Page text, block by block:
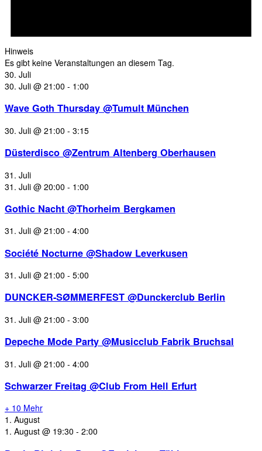
Hinweis
Es gibt keine Veranstaltungen an diesem Tag.
30. Juli
30. Juli @ 21:00 - 1:00
Wave Goth Thursday @Tumult München
30. Juli @ 21:00 - 3:15
Düsterdisco @Zentrum Altenberg Oberhausen
31. Juli
31. Juli @ 20:00 - 1:00
Gothic Nacht @Thorheim Bergkamen
31. Juli @ 21:00 - 4:00
Société Nocturne @Shadow Leverkusen
31. Juli @ 21:00 - 5:00
DUNCKER-SØMMERFEST @Dunckerclub Berlin
31. Juli @ 21:00 - 3:00
Depeche Mode Party @Musicclub Fabrik Bruchsal
31. Juli @ 21:00 - 4:00
Schwarzer Freitag @Club From Hell Erfurt
+ 10 Mehr
1. August
1. August @ 19:30 - 2:00